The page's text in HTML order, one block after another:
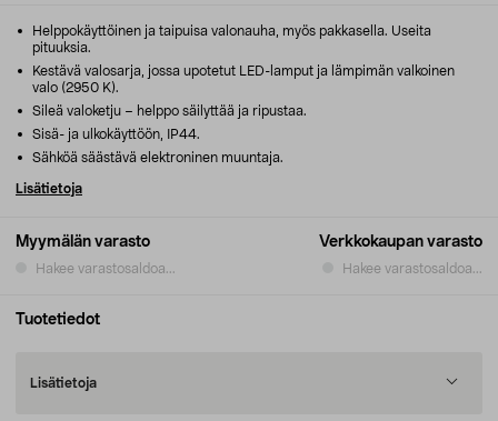
Myymälän varasto
Hakee varastosaldoa...
Verkkokaupan varasto
Hakee varastosaldoa...
Helppokäyttöinen ja taipuisa valonauha, myös pakkasella. Useita
pituuksia.
Kestävä valosarja, jossa upotetut LED-lamput ja lämpimän valkoinen
valo (2950 K).
Sileä valoketju – helppo säilyttää ja ripustaa.
Sisä- ja ulkokäyttöön, IP44.
Sähköä säästävä elektroninen muuntaja.
Lisätietoja
Tuotetiedot
Lisätietoja